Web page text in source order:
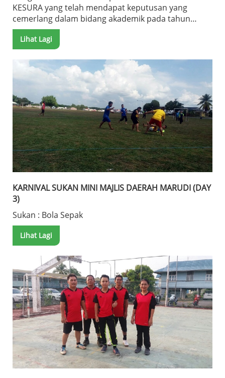
KESURA yang telah mendapat keputusan yang
cemerlang dalam bidang akademik pada tahun
2015. Kategori Tadika : 1. Siti Nur Aqilah binti Mohd
Aliff Kategori Sekolah Rendah: 1. Fifi Nur Farahdyia
binti Morni 2. Nur Laila Uyah binti Mansor 3.
Nurhanie Zafira binti Nadzarunie 4. Eizzul Adlee bin
Johnaidy 5. Alyaa Nasuha binti Mohd Hamdi
Kategori Sekolah Menengah: 1. Nazrul bin Mohd
Hamdi 2. Victoria Muntai ak Jalai 3. Awg Sadam
Hussein bin Awg Drahman
Lihat Lagi
KARNIVAL SUKAN MINI MAJLIS DAERAH MARUDI (DAY
3)
Sukan : Bola Sepak
Lihat Lagi